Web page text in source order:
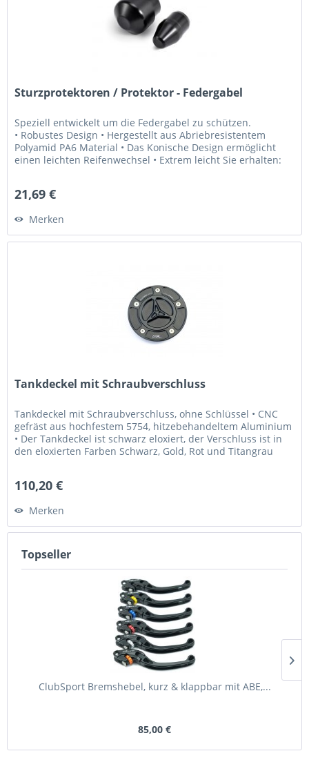
Sturzprotektoren / Protektor - Federgabel
Speziell entwickelt um die Federgabel zu schützen.
• Robustes Design • Hergestellt aus Abriebresistentem
Polyamid PA6 Material • Das Konische Design ermöglicht
einen leichten Reifenwechsel • Extrem leicht Sie erhalten:
21,69 €
Merken
Tankdeckel mit Schraubverschluss
Tankdeckel mit Schraubverschluss, ohne Schlüssel • CNC
gefräst aus hochfestem 5754, hitzebehandeltem Aluminium
• Der Tankdeckel ist schwarz eloxiert, der Verschluss ist in
den eloxierten Farben Schwarz, Gold, Rot und Titangrau
110,20 €
Merken
Topseller
ClubSport Bremshebel, kurz & klappbar mit ABE,...
85,00 €